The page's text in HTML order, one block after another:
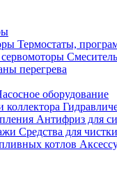
Термостаты,
перегрева
оборудование
Антифриз для
Средства для